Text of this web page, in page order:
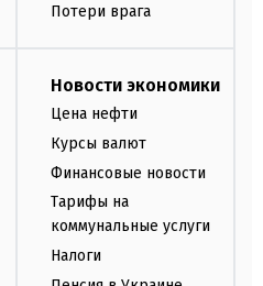
Потери врага
Новости экономики
Цена нефти
Курсы валют
Финансовые новости
Тарифы на
коммунальные услуги
Налоги